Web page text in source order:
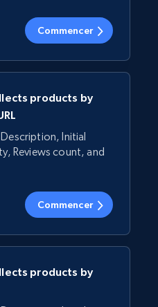
Commencer
products by
Initial
Reviews count, and
Commencer
products by